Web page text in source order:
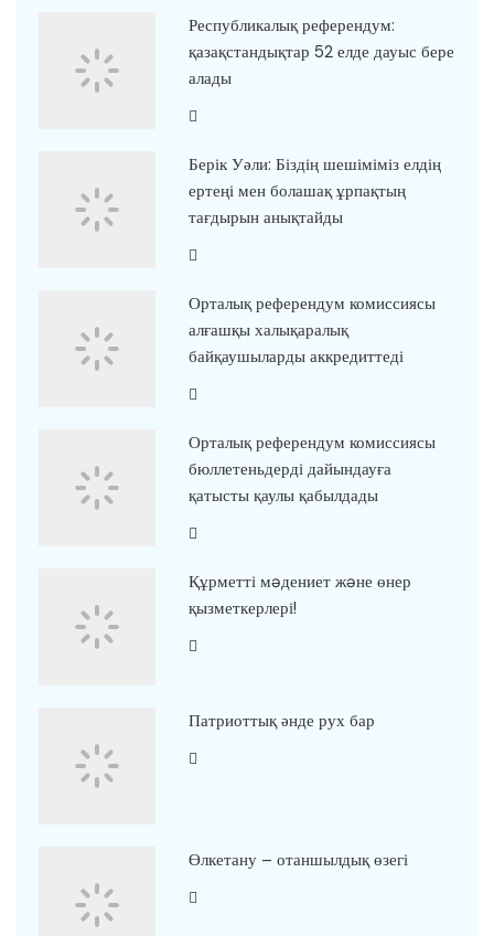
Республикалық референдум:
қазақстандықтар 52 елде дауыс бере
алады
Берік Уәли: Біздің шешіміміз елдің
ертеңі мен болашақ ұрпақтың
тағдырын анықтайды
Орталық референдум комиссиясы
алғашқы халықаралық
байқаушыларды аккредиттеді
Орталық референдум комиссиясы
бюллетеньдерді дайындауға
қатысты қаулы қабылдады
Құрметті мəдениет жəне өнер
қызметкерлері!
Патриоттық әнде рух бар
Өлкетану – отаншылдық өзегі